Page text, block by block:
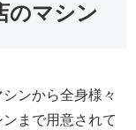
のマシン
ンから全身様々
まで用意されて